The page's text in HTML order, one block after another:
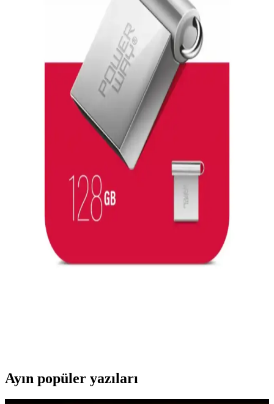
modellerle ihtiyaçlara uygun seçenekler mevcuttur.
128GB Lexar USB 3.0 Flash Bellekler: Yüksek
Kapasite ve Güvenilir Performans
128GB Lexar USB 3.0 flash bellekler, yüksek hız ve güvenlik
özellikleriyle büyük dosyaları hızlıca aktarır, taşınabilirlik sağlar ve
veri güvenliğine önem verir.
BrødBoost-Mini: USB 5V Gücünü Breadboard'a
Taşıyan Kompakt Breakout Kartı İncelemesi
BrødBoost-Mini, USB 5V voltajını doğrudan breadboard'a ileten
küçük bir breakout kartıdır. Basit tasarımı ve açık kaynak
dosyalarıyla elektronik prototiplemede pratik bir çözüm sunar.
Samsung USB Tip-C Kabloları: Güvenli ve
Dayanıklı Orijinal Aksesuarlar
Samsung orijinal USB Tip-C kabloları yüksek kalite malzeme ve
güvenlik özellikleriyle dayanıklı, hızlı şarj ve veri aktarımı sağlar.
Uzun ömürlü kullanım için doğru bakım önemlidir.
Ayın popüler yazıları